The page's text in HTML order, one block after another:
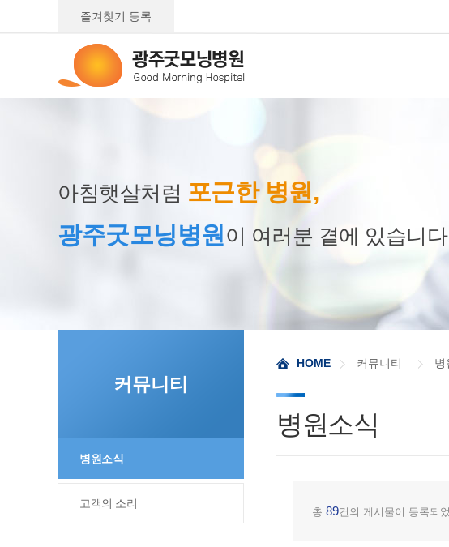
즐겨찾기 등록
아침햇살처럼 포근한 병원,
광주굿모닝병원 이 여러분 곁에 있습니
커뮤니티
병원소식
고객의 소리
병원소식
HOME 커뮤니티 병
총 89건의 게시물이 등록되